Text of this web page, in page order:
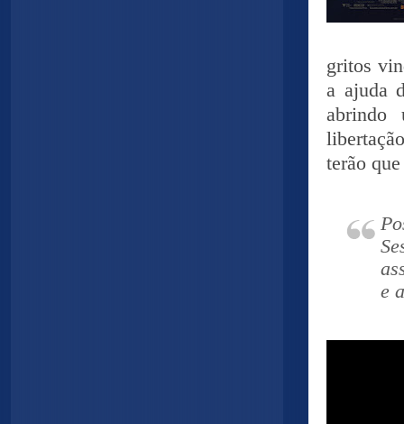
gritos
a ajuda
abrindo
terão
e